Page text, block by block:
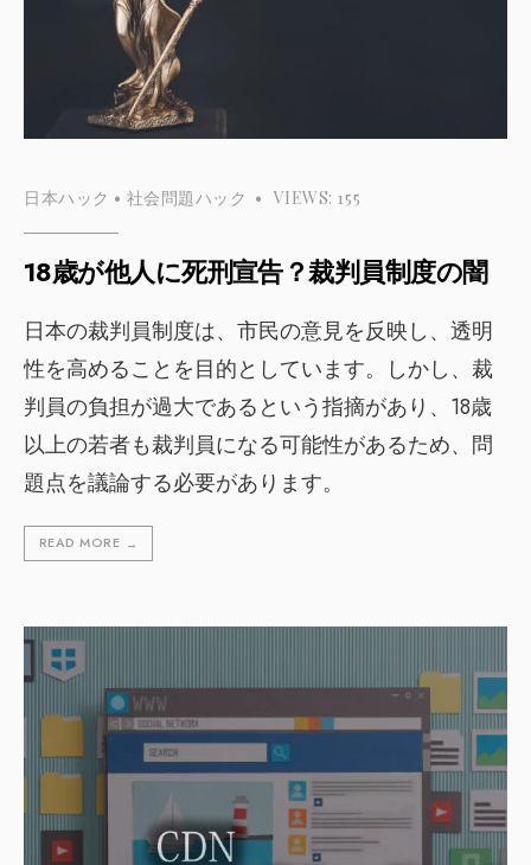
日本ハック • 社会問題ハック • VIEWS: 155
18歳が他人に死刑宣告？裁判員制度の闇
日本の裁判員制度は、市民の意見を反映し、透明
性を高めることを目的としています。しかし、裁
判員の負担が過大であるという指摘があり、18歳
以上の若者も裁判員になる可能性があるため、問
題点を議論する必要があります。
READ MORE →